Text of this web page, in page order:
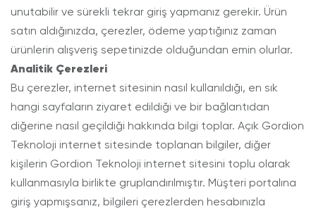
unutabilir ve sürekli tekrar giriş yapmanız gerekir. Ürün
satın aldığınızda, çerezler, ödeme yaptığınız zaman
ürünlerin alışveriş sepetinizde olduğundan emin olurlar.
Analitik Çerezleri
Bu çerezler, internet sitesinin nasıl kullanıldığı, en sık
hangi sayfaların ziyaret edildiği ve bir bağlantıdan
diğerine nasıl geçildiği hakkında bilgi toplar. Açık Gordion
Teknoloji internet sitesinde toplanan bilgiler, diğer
kişilerin Gordion Teknoloji internet sitesini toplu olarak
kullanmasıyla birlikte gruplandırılmıştır. Müşteri portalına
giriş yapmışsanız, bilgileri çerezlerden hesabınızla